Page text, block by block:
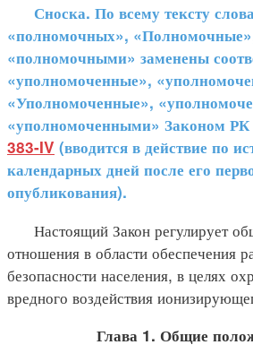
Сноска. По всему тексту
«полномочных»,
«полномочными» заменены
«уполномоченные»,
«Уполномоченные»,
«уполномоченными» Законом РК
383-IV (вводится в действие по
календарных дней после его
опубликования).
Настоящий Закон регулирует
отношения в области обеспечения
безопасности населения, в целях
вредного воздействия
Глава 1. Общие